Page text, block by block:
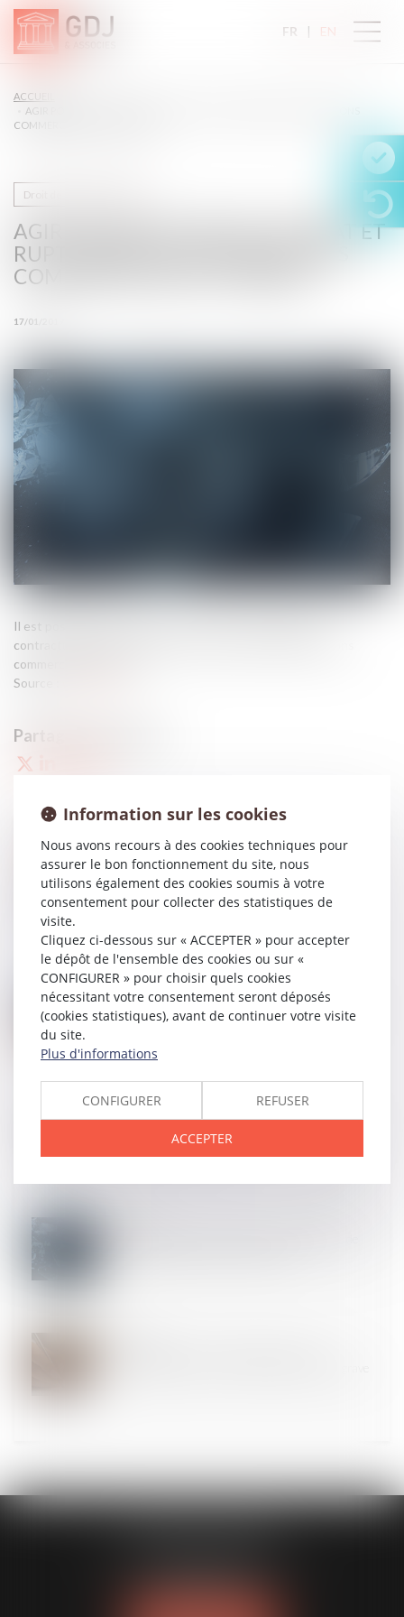
FR EN
ACCUEIL
AGIR POUR RUPTURE DE CONTRAT ET RUPTURE BRUTALE DE RELATIONS
COMMERCIALES EST POSSIBLE
AGIR POUR RUPTURE DE CONTRAT ET
RUPTURE BRUTALE DE RELATIONS
COMMERCIALES EST POSSIBLE
17/01/2019
Droit de la concurrence
Source :
Il est possible de cumuler une action en responsabilité
contractuelle et une action pour rupture brutale de relations
commerciales établies...
Impôt sur la fortune : le fisc perd un contentieux
majeur | Les Echos
27
Procédure collective ouverte contre une société civile
professionnelle d’avocats : incidence sur les
l'avocat
17JANV.
«Cette plainte n'a aucun précédent judiciaire»... Un
journaliste attaque en justice Richard Ferrand pour
17JANV.
Information sur les cookies
Nous avons recours à des cookies techniques pour
assurer le bon fonctionnement du site, nous
utilisons également des cookies soumis à votre
consentement pour collecter des statistiques de
visite.
Cliquez ci-dessous sur « ACCEPTER » pour accepter
le dépôt de l'ensemble des cookies ou sur «
CONFIGURER » pour choisir quels cookies
nécessitant votre consentement seront déposés
(cookies statistiques), avant de continuer votre visite
du site.
Plus d'informations
CONFIGURER REFUSER
ACCEPTER